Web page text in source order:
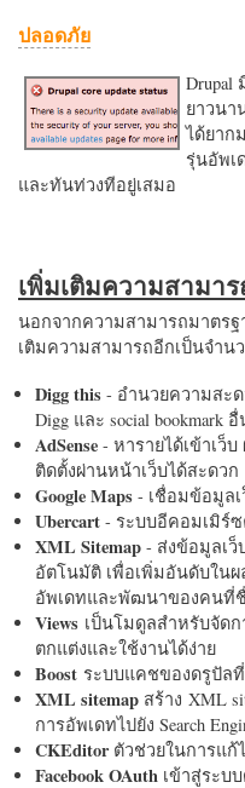
ปลอดภัย
ยาวนา
ได้ยาก
รุ่นอัพเ
และทันท่วงทีอยู่เสมอ
เพิ่มเติมความสามา
นอกจากความสามารถมาตรฐ
เติมความสามารถอีกเป็นจำ
Digg this - อำนวยความสะ
Digg และ social bookmark อื่
AdSense - หารายได้เข้าเว็
ติดตั้งผ่านหน้าเว็บได้สะดวก
Google Maps - เชื่อมข้อมูลเ
Ubercart - ระบบอีคอมเมิร์
XML Sitemap - ส่งข้อมูลเว็
อัตโนมัติ เพื่อเพิ่มอันดับใน
อัพเดทและพัฒนาของคนที่
Views เป็นโมดูลสำหรับจัด
ตกแต่งและใช้งานได้ง่าย
Boost ระบบแคชของดรูปัล
XML sitemap สร้าง XML
การอัพเดทไปยัง Search
CKEditorตัวช่วยในการแก้
Facebook OAuth เข้าสู่ระบบ